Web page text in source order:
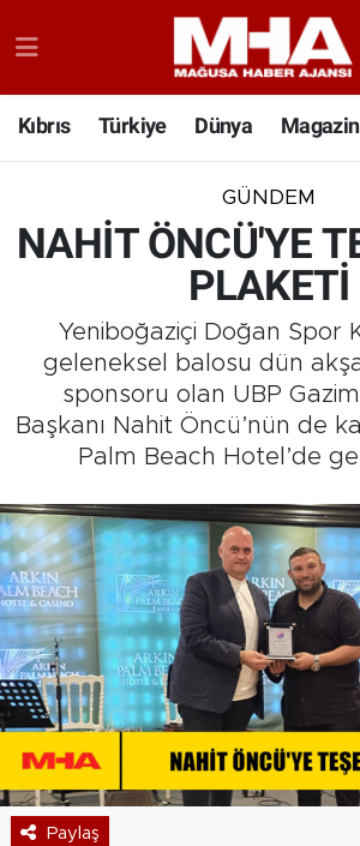
Kıbrıs Türkiye Dünya Magazin
GÜNDEM
NAHİT ÖNCÜ'YE
PLAKETİ
Yeniboğaziçi Doğan Spor
geleneksel balosu dün
sponsoru olan UBP
Başkanı Nahit Öncü’nün de
Palm Beach Hotel’de
Paylaş